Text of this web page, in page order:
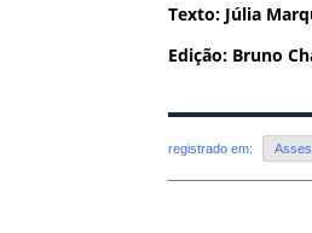
Texto: Júlia
Edição: Bruno
registrado em: